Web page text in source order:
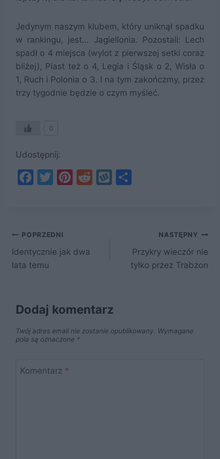
Jedynym naszym klubem, który uniknął spadku
w rankingu, jest… Jagiellonia. Pozostali: Lech
spadł o 4 miejsca (wylot z pierwszej setki coraz
bliżej), Piast też o 4, Legia i Śląsk o 2, Wisła o
1, Ruch i Polonia o 3. I na tym zakończmy, przez
trzy tygodnie będzie o czym myśleć.
0
Udostępnij:
F
b
o
o
T
Pi R
W
Nawigacja
wpisu
POPRZEDNI
Identycznie jak dwa
lata temu
NASTĘPNY
Przykry wieczór nie
tylko przez Trabzon
Dodaj komentarz
Twój adres email nie zostanie opublikowany. Wymagane
pola są oznaczone *
Komentarz *